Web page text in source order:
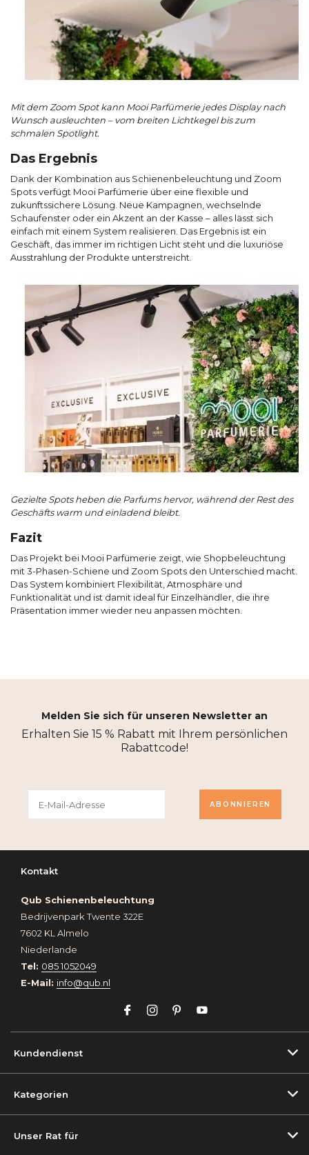
Mit dem Zoom Spot kann Mooi Parfümerie jedes Display nach
Wunsch ausleuchten – vom breiten Lichtkegel bis zum
schmalen Spotlight.
Das Ergebnis
Dank der Kombination aus Schienenbeleuchtung und Zoom
Spots verfügt Mooi Parfümerie über eine flexible und
zukunftssichere Lösung. Neue Kampagnen, wechselnde
Schaufenster oder ein Akzent an der Kasse – alles lässt sich
einfach mit einem System realisieren. Das Ergebnis ist ein
Geschäft, das immer im richtigen Licht steht und die luxuriöse
Ausstrahlung der Produkte unterstreicht.
Gezielte Spots heben die Parfums hervor, während der Rest des
Geschäfts warm und einladend bleibt.
Fazit
Das Projekt bei Mooi Parfümerie zeigt, wie Shopbeleuchtung
mit 3-Phasen-Schiene und Zoom Spots den Unterschied macht.
Das System kombiniert Flexibilität, Atmosphäre und
Funktionalität und ist damit ideal für Einzelhändler, die ihre
Präsentation immer wieder neu anpassen möchten.
Melden Sie sich für unseren Newsletter an
Erhalten Sie 15 % Rabatt mit Ihrem persönlichen
Rabattcode!
ABONNIEREN
Kontakt
Qub Schienenbeleuchtung
Bedrijvenpark Twente 322E
7602 KL Almelo
Niederlande
Tel: 085 1052049
E-Mail: info@qub.nl
Kundendienst
Kategorien
Unser Rat für